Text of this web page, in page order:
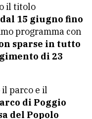
il titolo
dal 15 giugno fino
programma con
sparse in tutto
di 23
parco e il
di Poggio
del Popolo